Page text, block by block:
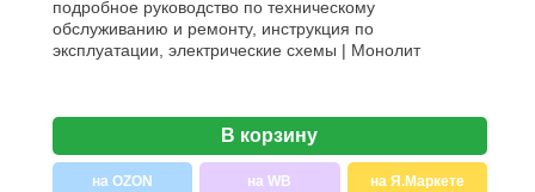
подробное руководство по техническому
обслуживанию и ремонту, инструкция по
эксплуатации, электрические схемы | Монолит
В корзину
на OZON на WB на Я.Маркете